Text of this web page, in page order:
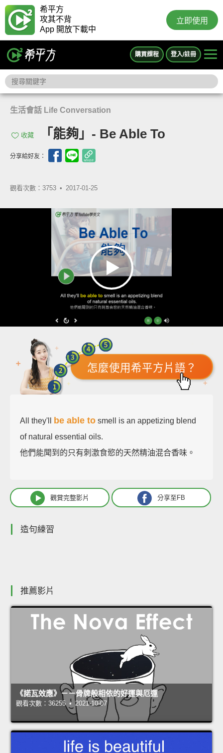
希平方
攻其不背
App 開放下載中
立即使用
購買課程 登入/註冊
生活會話 Life Conversation
收藏 「能夠」- Be Able To
分享給好友：
觀看次數：3753 • 2017-01-25
怎麼使用希平方片語？
All they'll be able to smell is an appetizing blend
of natural essential oils.
他們能聞到的只有刺激食慾的天然精油混合香味。
觀賞完整影片 分享至FB
造句練習
推薦影片
《諾瓦效應》－－骨牌般相依的好運與厄運
觀看次數：36255 • 2021-10-07